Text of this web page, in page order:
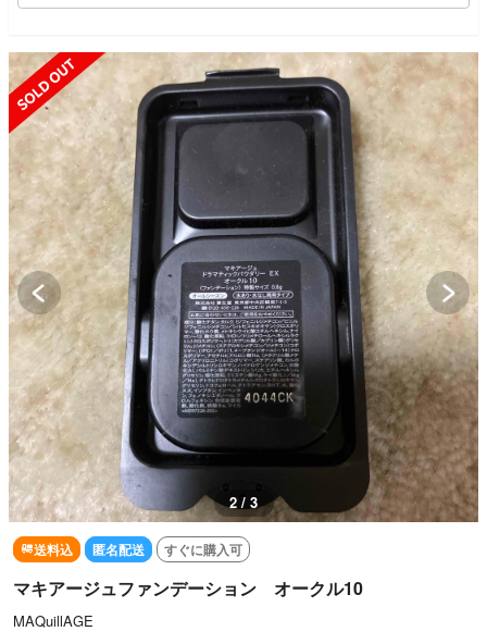
SOLD OUT
2 / 3
送料込 匿名配送 すぐに購入可
マキアージュファンデーション オークル10
MAQuillAGE